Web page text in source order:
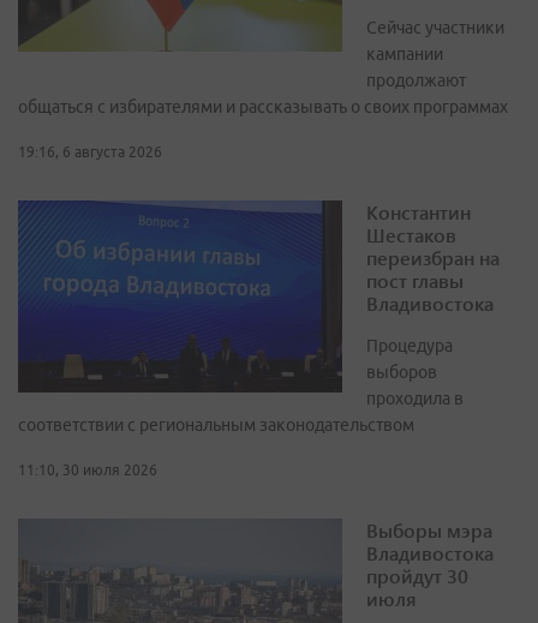
Сейчас участники
кампании
продолжают
общаться с избирателями и рассказывать о своих программах
19:16, 6 августа 2026
Константин
Шестаков
переизбран на
пост главы
Владивостока
Процедура
выборов
проходила в
соответствии с региональным законодательством
11:10, 30 июля 2026
Выборы мэра
Владивостока
пройдут 30
июля